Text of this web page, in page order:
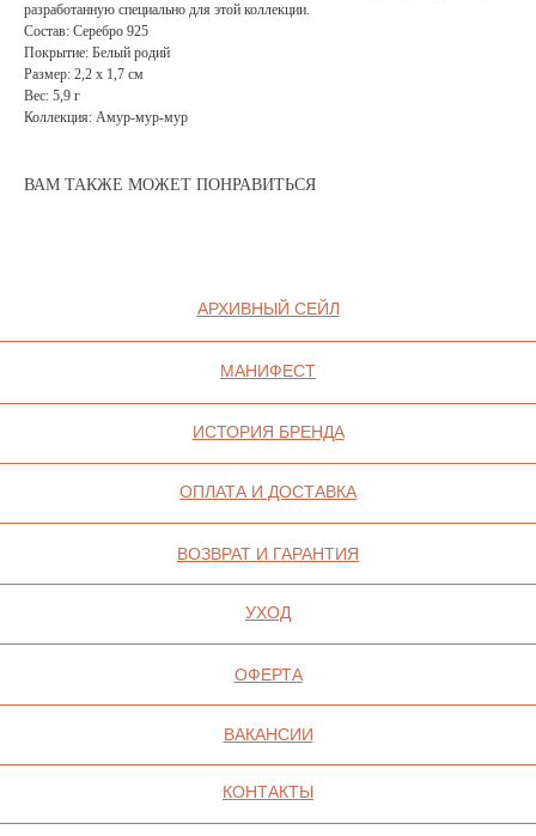
разработанную специально для этой коллекции.
Состав: Серебро 925
Покрытие: Белый родий
Размер: 2,2 х 1,7 см
Вес: 5,9 г
Коллекция: Амур-мур-мур
ВАМ ТАКЖЕ МОЖЕТ ПОНРАВИТЬСЯ
СОГЛАСИЕ НА ОБРАБОТКУ ПЕРСОНАЛЬНЫХ
КОНФИДЕНЦИАЛЬНОСТИ
КОНТАКТЫ
ВОЗВРАТ И ГАРАНТИЯ
ИП СЕЛИВОХИН М.Ю.
2025 © QARI QRIS